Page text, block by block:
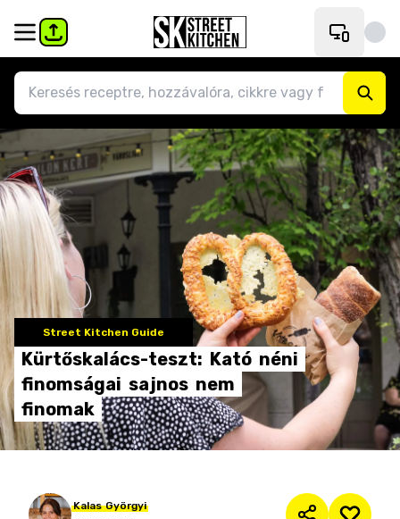
Street Kitchen Guide
Kürtőskalács-teszt: Kató néni
finomságai sajnos nem
finomak
Kalas Györgyi